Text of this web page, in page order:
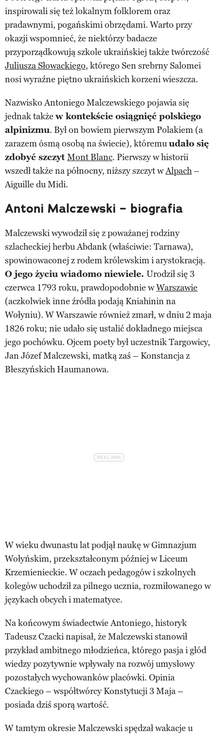
inspirowali się też lokalnym folklorem oraz
pradawnymi, pogańskimi obrzędami. Warto przy
okazji wspomnieć, że niektórzy badacze
przyporządkowują szkole ukraińskiej także twórczość
Juliusza Słowackiego, którego Sen srebrny Salomei
nosi wyraźne piętno ukraińskich korzeni wieszcza.
Nazwisko Antoniego Malczewskiego pojawia się
jednak także w kontekście osiągnięć polskiego
alpinizmu. Był on bowiem pierwszym Polakiem (a
zarazem ósmą osobą na świecie), któremuudało się
zdobyć szczyt Mont Blanc. Pierwszy w historii
wszedł także na północny, niższy szczyt wAlpach–
Aiguille du Midi.
Antoni Malczewski – biografia
Malczewski wywodził się z poważanej rodziny
szlacheckiej herbu Abdank (właściwie: Tarnawa),
spowinowaconej z rodem królewskim i arystokracją.
O jego życiu wiadomo niewiele. Urodził się 3
czerwca 1793 roku, prawdopodobnie wWarszawie
(aczkolwiek inne źródła podają Kniahinin na
Wołyniu). W Warszawie również zmarł, w dniu 2 maja
1826 roku; nie udało się ustalić dokładnego miejsca
jego pochówku. Ojcem poety był uczestnik Targowicy,
Jan Józef Malczewski, matką zaś – Konstancja z
Błeszyńskich Haumanowa.
W wieku dwunastu lat podjął naukę w Gimnazjum
Wołyńskim, przekształconym później w Liceum
Krzemienieckie. W oczach pedagogów i szkolnych
kolegów uchodził za pilnego ucznia, rozmiłowanego w
językach obcych i matematyce.
Na końcowym świadectwie Antoniego, historyk
Tadeusz Czacki napisał, że Malczewski stanowił
przykład ambitnego młodzieńca, którego pasja i głód
wiedzy pozytywnie wpływały na rozwój umysłowy
pozostałych wychowanków placówki. Opinia
Czackiego – współtwórcy Konstytucji 3 Maja –
posiada dziś sporą wartość.
W tamtym okresie Malczewski spędzał wakacje u